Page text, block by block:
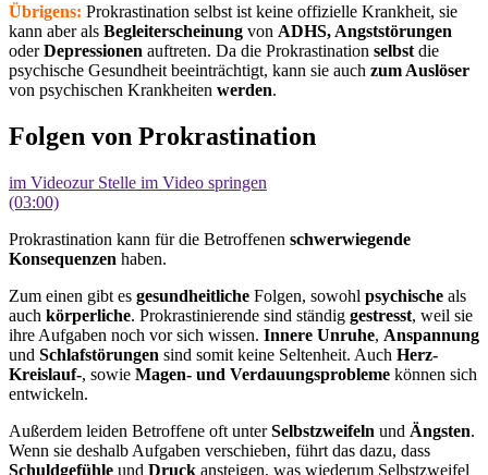
Übrigens: Prokrastination selbst ist keine offizielle Krankheit, sie
kann aber als Begleiterscheinung von ADHS, Angststörungen
oderDepressionen auftreten. Da die Prokrastination selbst die
psychische Gesundheit beeinträchtigt, kann sie auch zum Auslöser
von psychischen Krankheiten werden.
Folgen von Prokrastination
im Videozur Stelle im Video springen
(03:00)
Prokrastination kann für die Betroffenen schwerwiegende
Konsequenzen haben.
Zum einen gibt es gesundheitliche Folgen, sowohl psychische als
auch körperliche. Prokrastinierende sind ständig gestresst, weil sie
ihre Aufgaben noch vor sich wissen. Innere Unruhe, Anspannung
und Schlafstörungen sind somit keine Seltenheit. Auch Herz-
Kreislauf-, sowie Magen- und Verdauungsprobleme können sich
entwickeln.
Außerdem leiden Betroffene oft unterSelbstzweifeln und Ängsten.
Wenn sie deshalb Aufgaben verschieben, führt das dazu, dass
Schuldgefühle und Druck ansteigen, was wiederum Selbstzweifel